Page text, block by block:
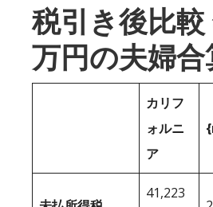
税引き後比
万円の夫婦
カリフ
ォルニ
ア
41,223